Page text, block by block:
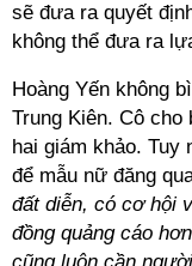
sẽ đưa ra quyết
không thể đưa ra
Hoàng Yến không
Trung Kiên. Cô cho
hai giám khảo. Tuy
để mẫu nữ đăng
đất diễn, có cơ hội
đồng quảng cáo